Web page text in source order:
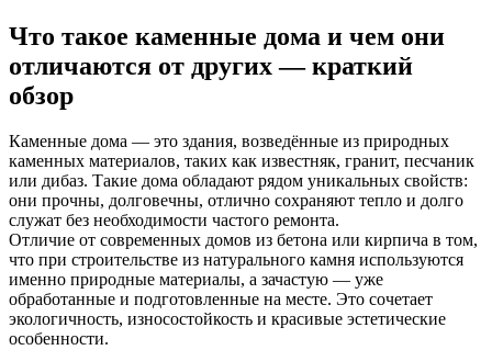
Что такое каменные дома и чем они
отличаются от других — краткий
обзор
Каменные дома — это здания, возведённые из природных
каменных материалов, таких как известняк, гранит, песчаник
или дибаз. Такие дома обладают рядом уникальных свойств:
они прочны, долговечны, отлично сохраняют тепло и долго
служат без необходимости частого ремонта.
Отличие от современных домов из бетона или кирпича в том,
что при строительстве из натурального камня используются
именно природные материалы, а зачастую — уже
обработанные и подготовленные на месте. Это сочетает
экологичность, износостойкость и красивые эстетические
особенности.